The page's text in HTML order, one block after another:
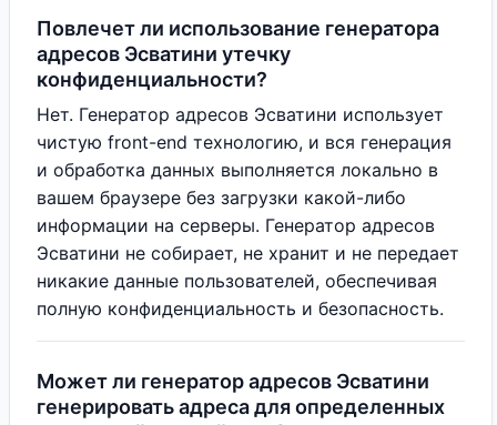
Повлечет ли использование генератора
адресов Эсватини утечку
конфиденциальности?
Нет. Генератор адресов Эсватини использует
чистую front-end технологию, и вся генерация
и обработка данных выполняется локально в
вашем браузере без загрузки какой-либо
информации на серверы. Генератор адресов
Эсватини не собирает, не хранит и не передает
никакие данные пользователей, обеспечивая
полную конфиденциальность и безопасность.
Может ли генератор адресов Эсватини
генерировать адреса для определенных